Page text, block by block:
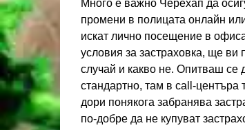
Много е важно Черехап да
промени в полицата онлайн
искат лично посещение в
условия за застраховка, ще ви
случай и какво не. Опитваш се
стандартно, там в call-центъра
дори понякога забранява
по-добре да не купуват